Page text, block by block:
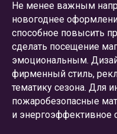
Не менее важным
новогоднее
способное повысить
сделать посещение
эмоциональным.
фирменный стиль,
тематику сезона. Для
пожаробезопасные
и энергоэффективное